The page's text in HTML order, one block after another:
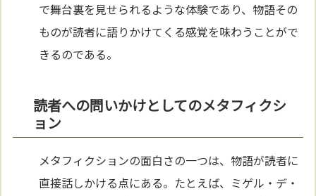
で舞台裏を見せられるような体験であり、物語その
ものが読者に語りかけてくる感覚を味わうことがで
きるのである。
読者への問いかけとしてのメタフィクシ
ョン
メタフィクションの面白さの一つは、物語が読者に
直接話しかける点にある。たとえば、ミゲル・デ・